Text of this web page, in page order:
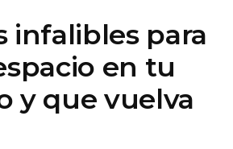
infalibles para
en tu
y que vuelva